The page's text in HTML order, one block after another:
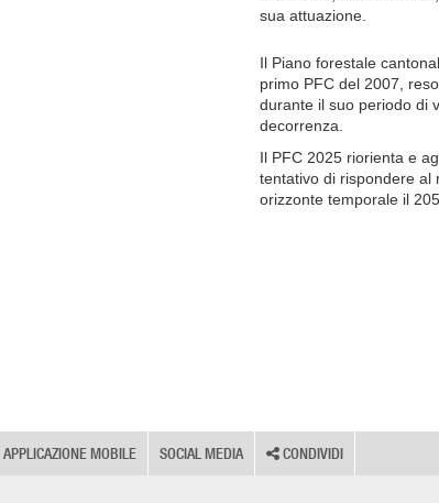
sua attuazione.
Il Piano forestale
primo PFC del 2007,
durante il suo periodo di
decorrenza.
Il PFC 2025 riorienta e
tentativo di rispondere al
orizzonte temporale il
APPLICAZIONE MOBILE SOCIAL MEDIA CONDIVIDI